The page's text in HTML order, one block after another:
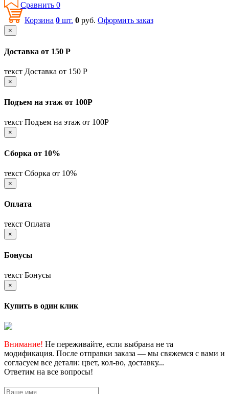
Сравнить 0
Корзина 0 шт. 0 руб. Оформить заказ
×
Доставка от 150 Р
текст Доставка от 150 Р
×
Подъем на этаж от 100Р
текст Подъем на этаж от 100Р
×
Сборка от 10%
текст Сборка от 10%
×
Оплата
текст Оплата
×
Бонусы
текст Бонусы
×
Купить в один клик
Внимание! Не переживайте, если выбрана не та
модификация. После отправки заказа — мы свяжемся с вами и
согласуем все детали: цвет, кол-во, доставку...
Ответим на все вопросы!